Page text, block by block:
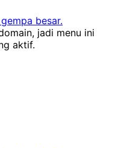
besar.
jadi menu ini
aktif.